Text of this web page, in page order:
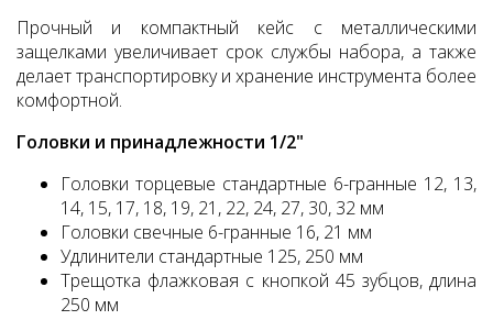
Прочный и компактный кейс с металлическими
защелками увеличивает срок службы набора, а также
делает транспортировку и хранение инструмента более
комфортной.
Головки и принадлежности 1/2"
Головки торцевые стандартные 6-гранные 12, 13,
14, 15, 17, 18, 19, 21, 22, 24, 27, 30, 32 мм
Головки свечные 6-гранные 16, 21 мм
Удлинители стандартные 125, 250 мм
Трещотка флажковая с кнопкой 45 зубцов, длина
250 мм